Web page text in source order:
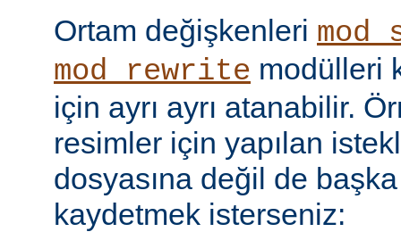
Ortam değişkenleri
mod_rewrite modülleri
için ayrı ayrı atanabilir.
resimler için yapılan
dosyasına değil de
kaydetmek isterseniz: